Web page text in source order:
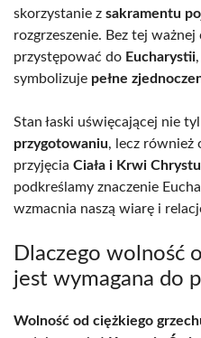
skorzystanie z sakramentu
rozgrzeszenie. Bez tej
przystępować do Eucharystii
symbolizuje pełne
Stan łaski uświęcającej nie
przygotowaniu, lecz również
przyjęcia Ciała i Krwi
podkreślamy znaczenie
wzmacnia naszą wiarę i
Dlaczego wolność
jest wymagana do
Wolność od ciężkiego